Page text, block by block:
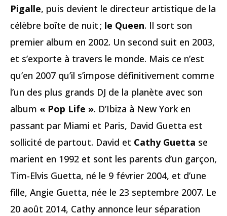
Pigalle, puis devient le directeur artistique de la
célèbre boîte de nuit ; le Queen. Il sort son
premier album en 2002. Un second suit en 2003,
et s’exporte à travers le monde. Mais ce n’est
qu’en 2007 qu’il s’impose définitivement comme
l’un des plus grands DJ de la planète avec son
album « Pop Life ». D’Ibiza à New York en
passant par Miami et Paris, David Guetta est
sollicité de partout. David et Cathy Guetta se
marient en 1992 et sont les parents d’un garçon,
Tim-Elvis Guetta, né le 9 février 2004, et d’une
fille, Angie Guetta, née le 23 septembre 2007. Le
20 août 2014, Cathy annonce leur séparation